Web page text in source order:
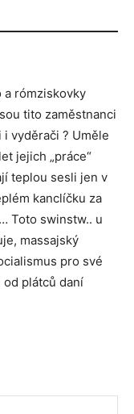
a rómziskovky
tito zaměstnanci
vyděrači ? Uměle
jejich „práce“
teplou sesli jen v
kanclíčku za
Toto swinstw.. u
massajský
pro své
plátců daní